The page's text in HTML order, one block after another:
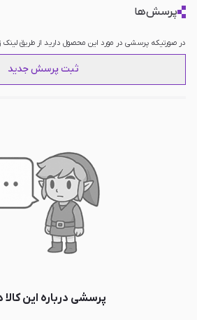
پرسش‌ها
در صورتیکه پرسشی در مورد این محصول دارید از طریق
ثبت پرسش جدید
پرسشی درباره این کالا